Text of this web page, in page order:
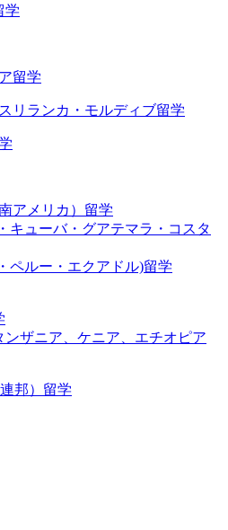
学
留学
リランカ・モルディブ留学
アメリカ）留学
キューバ・グアテマラ・コスタ
ペルー・エクアドル)留学
ンザニア、ケニア、エチオピア
邦）留学